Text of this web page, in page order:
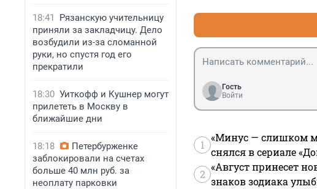
18:41
Рязанскую учительницу
приняли за закладчицу. Дело
возбудили из-за сломанной
руки, но спустя год его
прекратили
18:30 Уиткофф и Кушнер могут
прилететь в Москву в
ближайшие дни
18:18
Петербурженке
заблокировали на счетах
больше 40 млн руб. за
неоплату парковки
Гость
Войти
1
«Минус — слишком
снялся в сериале
2
«Август принесет
знаков зодиака